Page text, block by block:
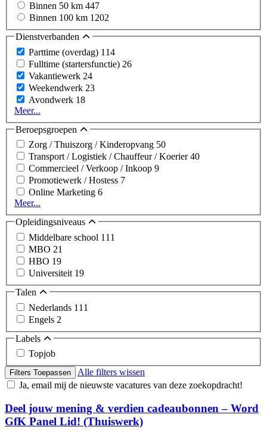
Binnen 50 km 447
Binnen 100 km 1202
Dienstverbanden
Parttime (overdag) 114
Fulltime (startersfunctie) 26
Vakantiewerk 24
Weekendwerk 23
Avondwerk 18
Meer...
Beroepsgroepen
Zorg / Thuiszorg / Kinderopvang 50
Transport / Logistiek / Chauffeur / Koerier40
Commercieel / Verkoop / Inkoop 9
Promotiewerk / Hostess 7
Online Marketing 6
Meer...
Opleidingsniveaus
Middelbare school 111
MBO 21
HBO 19
Universiteit 19
Talen
Nederlands 111
Engels 2
Labels
Topjob
Filters Toepassen
Alle filters wissen
Ja, email mij de nieuwste vacatures van deze zoekopdracht!
Deel jouw mening & verdien cadeaubonnen – Word
GfK Panel Lid! (Thuiswerk)